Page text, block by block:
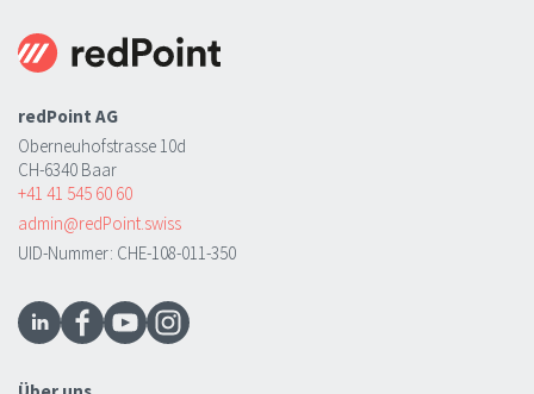
redPoint AG
Oberneuhofstrasse 10d
CH-6340 Baar
+41 41 545 60 60
admin@redPoint.swiss
UID-Nummer: CHE-108-011-350